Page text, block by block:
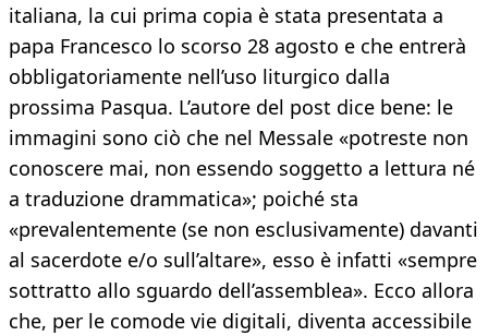
italiana, la cui prima copia è stata presentata a
papa Francesco lo scorso 28 agosto e che entrerà
obbligatoriamente nell’uso liturgico dalla
prossima Pasqua. L’autore del post dice bene: le
immagini sono ciò che nel Messale «potreste non
conoscere mai, non essendo soggetto a lettura né
a traduzione drammatica»; poiché sta
«prevalentemente (se non esclusivamente) davanti
al sacerdote e/o sull’altare», esso è infatti «sempre
sottratto allo sguardo dell’assemblea». Ecco allora
che, per le comode vie digitali, diventa accessibile